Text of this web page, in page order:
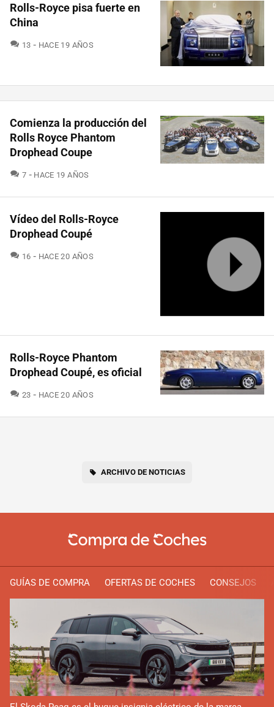
Rolls-Royce pisa fuerte en
China
13 COMENTARIOS
HACE 19 AÑOS
Comienza la producción del
Rolls Royce Phantom
Drophead Coupe
7 COMENTARIOS
HACE 19 AÑOS
Vídeo del Rolls-Royce
Drophead Coupé
16 COMENTARIOS
HACE 20 AÑOS
Rolls-Royce Phantom
Drophead Coupé, es oficial
23 COMENTARIOS
HACE 20 AÑOS
ARCHIVO DE NOTICIAS
GUÍAS DE COMPRA OFERTAS DE COCHES CONSEJOS